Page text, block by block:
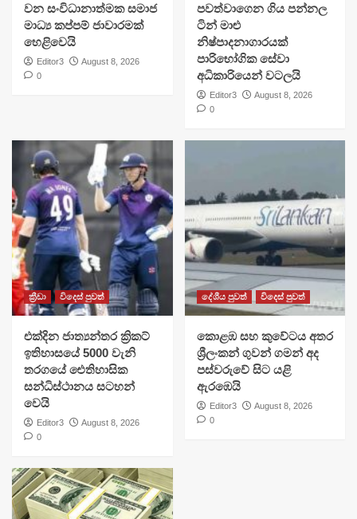
වන සංවිධානාත්මක සමාජ
මාධ්‍ය කප්පම් ජාවාරමක්
හෙළිවෙයි
Editor3
August 8, 2026
0
පවත්වාගෙන ගිය පන්නල
ටින් මාළු
නිෂ්පාදනාගාරයක්
පාරිභෝගික සේවා
අධිකාරියෙන් වටලයි
Editor3
August 8, 2026
0
ක්‍රීඩා විදෙස් පුවත්
එක්දින ජාත්‍යන්තර ක්‍රිකට්
ඉතිහාසයේ 5000 වැනි
තරගයේ ඓතිහාසික
සන්ධිස්ථානය සටහන්
වෙයි
Editor3
August 8, 2026
0
දේශීය පුවත් විදෙස් පුවත්
​කොළඹ සහ කුවේටය අතර
ශ්‍රීලංකන් ගුවන් ගමන් අද
පස්වරුවේ සිට යළි
ඇරඹෙයි
Editor3
August 8, 2026
0